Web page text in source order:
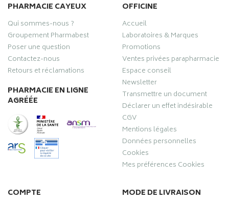
PHARMACIE CAYEUX
Qui sommes-nous ?
Groupement Pharmabest
Poser une question
Contactez-nous
Retours et réclamations
PHARMACIE EN LIGNE
AGRÉÉE
OFFICINE
Accueil
Laboratoires & Marques
Promotions
Ventes privées parapharmacie
Espace conseil
Newsletter
Transmettre un document
Déclarer un effet indésirable
CGV
Mentions légales
Données personnelles
Cookies
Mes préférences Cookies
COMPTE MODE DE LIVRAISON